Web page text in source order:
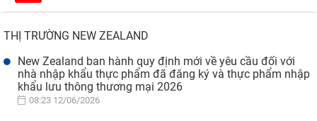
THỊ TRƯỜNG NEW ZEALAND
New Zealand ban hành quy định mới về yêu cầu đối với
nhà nhập khẩu thực phẩm đã đăng ký và thực phẩm nhập
khẩu lưu thông thương mại 2026
08:23 12/06/2026